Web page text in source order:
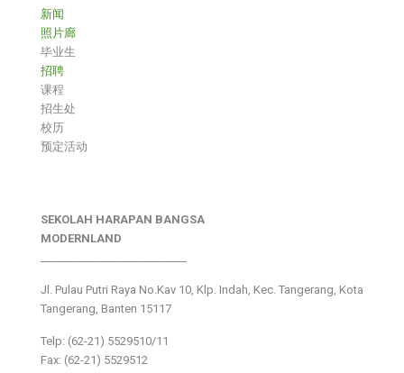
新闻
照片廊
毕业生
招聘
课程
招生处
校历
预定活动
SEKOLAH HARAPAN BANGSA
MODERNLAND
Jl. Pulau Putri Raya No.Kav 10, Klp. Indah, Kec. Tangerang, Kota
Tangerang, Banten 15117
Telp: (62-21) 5529510/11
Fax: (62-21) 5529512